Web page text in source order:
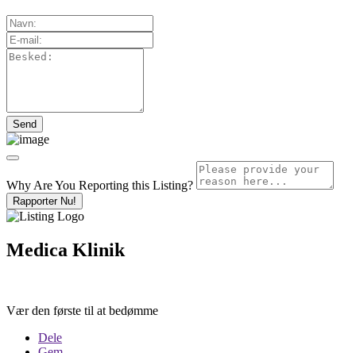
Why Are You Reporting this Listing?
Rapporter Nu!
Medica Klinik
Vær den første til at bedømme
Dele